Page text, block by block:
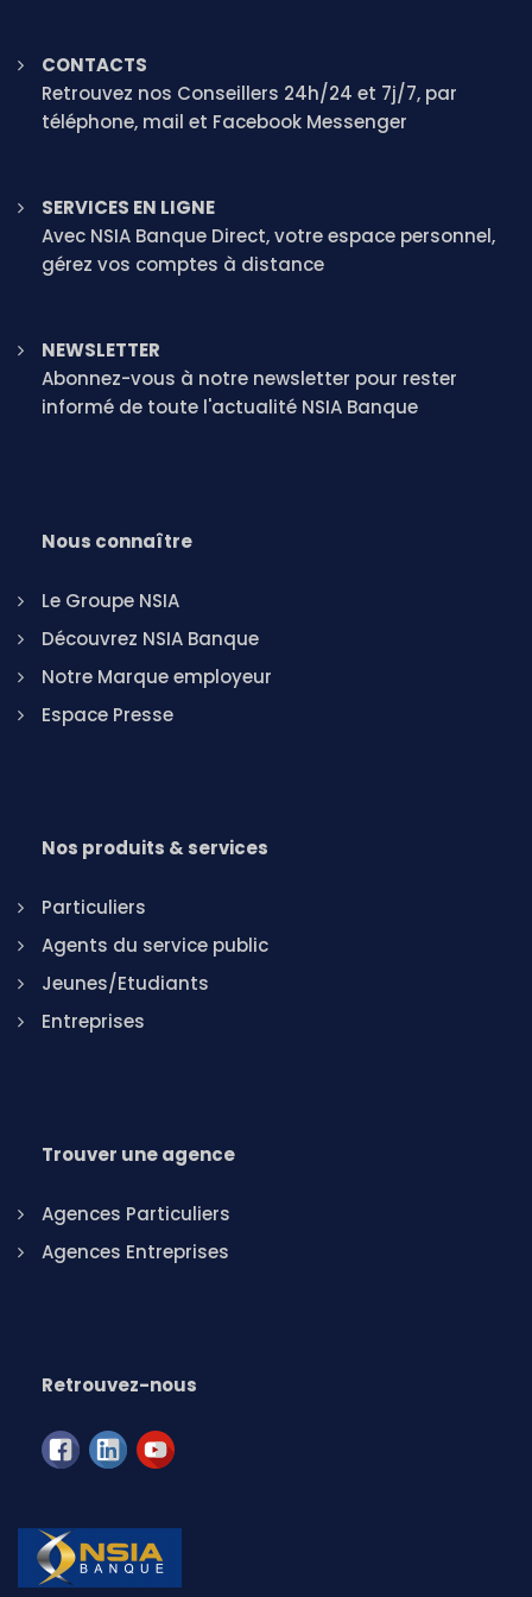
CONTACTS
Retrouvez nos Conseillers 24h/24 et 7j/7, par
téléphone, mail et Facebook Messenger
SERVICES EN LIGNE
Avec NSIA Banque Direct, votre espace personnel,
gérez vos comptes à distance
NEWSLETTER
Abonnez-vous à notre newsletter pour rester
informé de toute l'actualité NSIA Banque
Nous connaître
Le Groupe NSIA
Découvrez NSIA Banque
Notre Marque employeur
Espace Presse
Nos produits & services
Particuliers
Agents du service public
Jeunes/Etudiants
Entreprises
Trouver une agence
Agences Particuliers
Agences Entreprises
Retrouvez-nous